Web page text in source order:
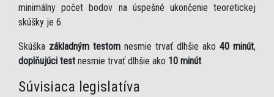
minimálny počet bodov na úspešné ukončenie teoretickej
skúšky je 6.
Skúška základným testom nesmie trvať dlhšie ako 40 minút,
doplňujúci test nesmie trvať dlhšie ako 10 minút.
Súvisiaca legislatíva